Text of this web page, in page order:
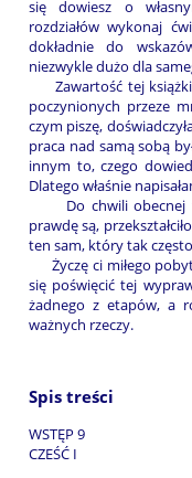
się dowiesz o
rozdziałów wykonaj
dokładnie do
niezwykle dużo dla
Zawartość tej książki
poczynionych przeze
czym piszę,
praca nad samą sobą
innym to, czego
Dlatego właśnie
Do chwili obecnej
prawdę są,
ten sam, który tak
Życzę ci miłego
się poświęcić tej
żadnego z etapów, a
ważnych rzeczy.
Spis treści
WSTĘP 9
CZEŚĆ I